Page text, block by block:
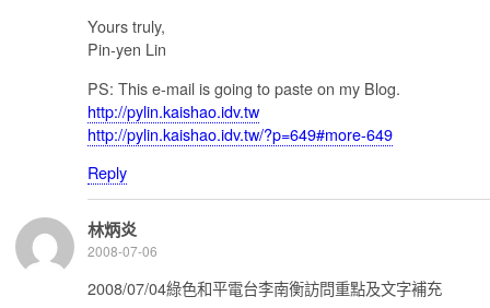
Yours truly,
Pin-yen Lin
PS: This e-mail is going to paste on my Blog.
http://pylin.kaishao.idv.tw
http://pylin.kaishao.idv.tw/?p=649#more-649
Reply
林炳炎
2008-07-06
2008/07/04綠色和平電台李南衡訪問重點及文字補充